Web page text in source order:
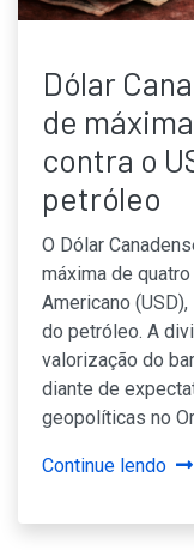
Dólar
de
contra o
petróleo
O Dólar
máxima de
Americano
do petróleo. A
valorização do
diante de
geopolíticas no
Continue lendo